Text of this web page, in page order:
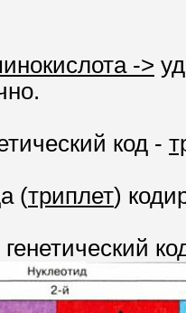
->
код -
(триплет)